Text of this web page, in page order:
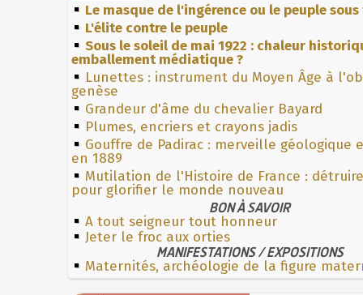
Le masque de l'ingérence ou le peuple
L'élite contre le peuple
Sous le soleil de mai 1922 : chaleur
emballement médiatique ?
Lunettes : instrument du Moyen Âge à
genèse
Grandeur d'âme du chevalier Bayard
Plumes, encriers et crayons jadis
Gouffre de Padirac : merveille géologique
en 1889
Mutilation de l'Histoire de France :
pour glorifier le monde nouveau
BON À SAVOIR
A tout seigneur tout honneur
Jeter le froc aux orties
MANIFESTATIONS / EXPOSITIONS
Maternités, archéologie de la figure